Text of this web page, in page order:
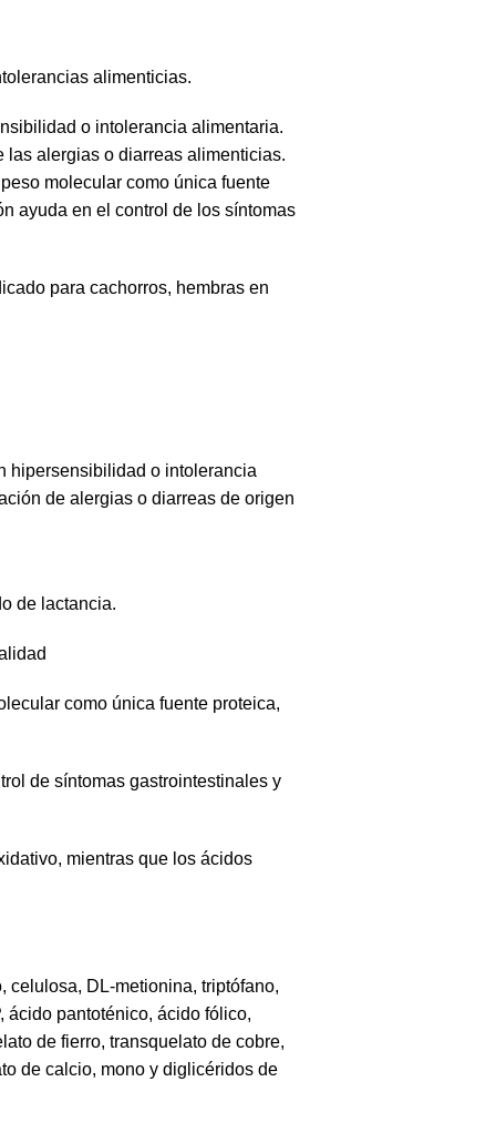
alimenticias.
o intolerancia alimentaria.
las alergias o diarreas alimenticias.
molecular como única fuente
ayuda en el control de los síntomas
para cachorros, hembras en
hipersensibilidad o intolerancia
de alergias o diarreas de origen
de lactancia.
como única fuente proteica,
de síntomas gastrointestinales y
mientras que los ácidos
celulosa, DL-metionina, triptófano,
ácido pantoténico, ácido fólico,
de fierro, transquelato de cobre,
de calcio, mono y diglicéridos de